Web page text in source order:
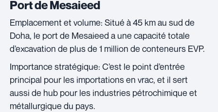
Port de Mesaieed
Emplacement et volume: Situé à 45 km au sud de
Doha, le port de Mesaieed a une capacité totale
d’excavation de plus de 1 million de conteneurs EVP.
Importance stratégique: C’est le point d’entrée
principal pour les importations en vrac, et il sert
aussi de hub pour les industries pétrochimique et
métallurgique du pays.